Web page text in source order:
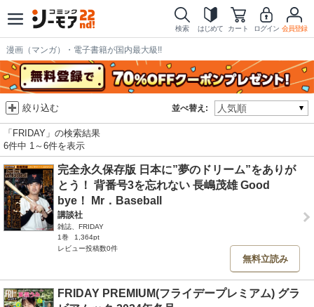
検索 はじめて カート ログイン 会員登録
漫画（マンガ）・電子書籍が国内最大級!!
並べ替え:
絞り込む
「FRIDAY」の検索結果
6件中 1～6件を表示
完全永久保存版 日本に”夢のドリーム”をありが
とう！ 背番号3を忘れない 長嶋茂雄 Good
bye！ Mr．Baseball
講談社
雑誌、FRIDAY
1巻
1,364pt
レビュー投稿数0件
無料立読み
FRIDAY PREMIUM(フライデープレミアム) グラ